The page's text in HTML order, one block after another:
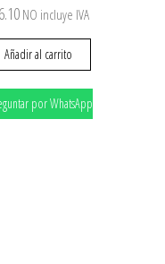
NO incluye IVA
Añadir al carrito
por WhatsApp